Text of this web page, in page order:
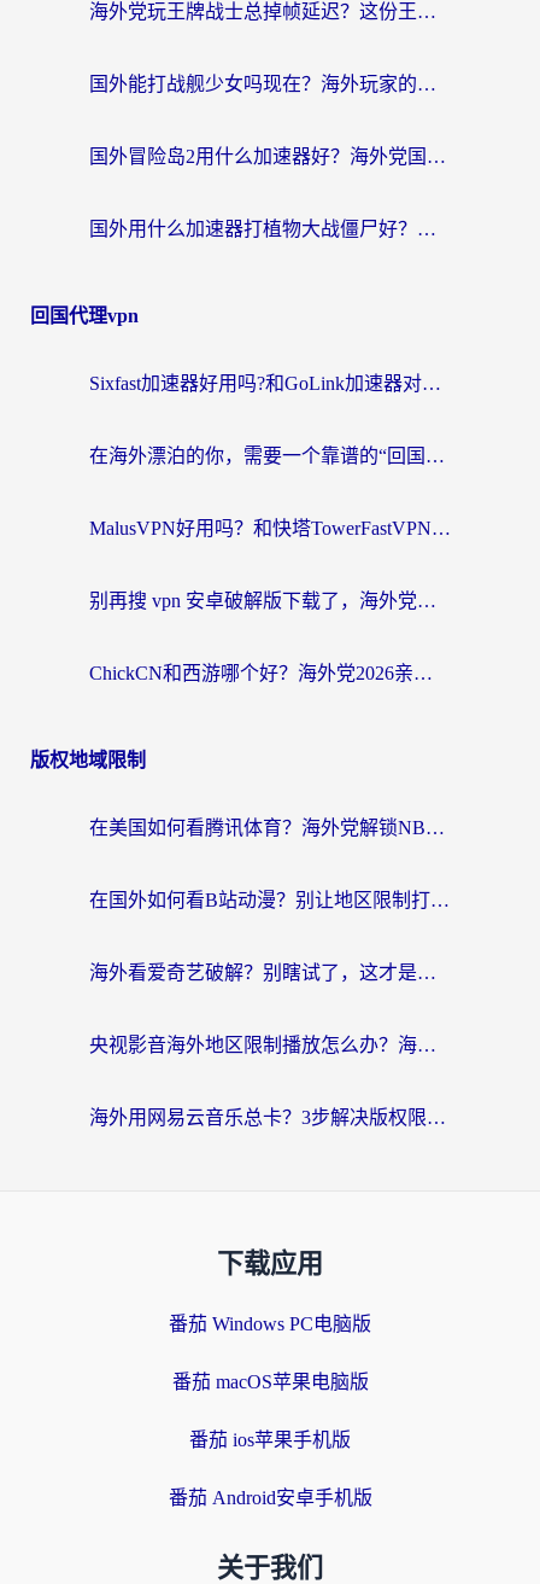
海外党玩王牌战士总掉帧延迟？这份王牌战士延迟加速器终极指南救你命
国外能打战舰少女吗现在？海外玩家的国服游戏加速终极指南
国外冒险岛2用什么加速器好？海外党国服游戏畅玩全攻略（附鸣潮哈利波特加速技巧）
国外用什么加速器打植物大战僵尸好？海外党国服游戏加速终极指南
回国代理vpn
Sixfast加速器好用吗?和GoLink加速器对比哪个回国效果更好?海外党亲测实用指南
在海外漂泊的你，需要一个靠谱的“回国机场”
MalusVPN好用吗？和快塔TowerFastVPN对比哪个回国效果更好？海外党亲测实用指南
别再搜 vpn 安卓破解版下载了，海外党回国上网的正确姿势在这里
ChickCN和西游哪个好？海外党2026亲测回国加速器选择指南（附expressvpn中国对比）
版权地域限制
在美国如何看腾讯体育？海外党解锁NBA欧洲杯直播的终极攻略
在国外如何看B站动漫？别让地区限制打断你的追番节奏
海外看爱奇艺破解？别瞎试了，这才是留学生华人追剧看球的正确打开方式
央视影音海外地区限制播放怎么办？海外党亲测有效的回国加速指南
海外用网易云音乐总卡？3步解决版权限制+卡顿，还能听喜马拉雅！
下载应用
番茄 Windows PC电脑版
番茄 macOS苹果电脑版
番茄 ios苹果手机版
番茄 Android安卓手机版
关于我们